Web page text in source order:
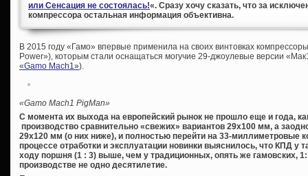
или Сенсация не состоялась!«. Сразу хочу сказать, что за
компрессора остальная информация объективна.
В 2015 году «Гамо» впервые применила на своих винтовках
Power»), которым стали оснащаться могучие 29-джоулевые версии
«Gamo Maсh1»).
«Gamo Mach1 PigMan»
С момента их выхода на европейский рынок не прошло еще и года,
производство сравнительно «свежих» вариантов 29х100 мм, а
29х120 мм (о них ниже), и полностью перейти на 33-миллиметровые
процессе отработки и эксплуатации новинки выяснилось, что КПД у
ходу поршня (1 : 3) выше, чем у традиционных, опять же гамовских,
производстве не одно десятилетие.